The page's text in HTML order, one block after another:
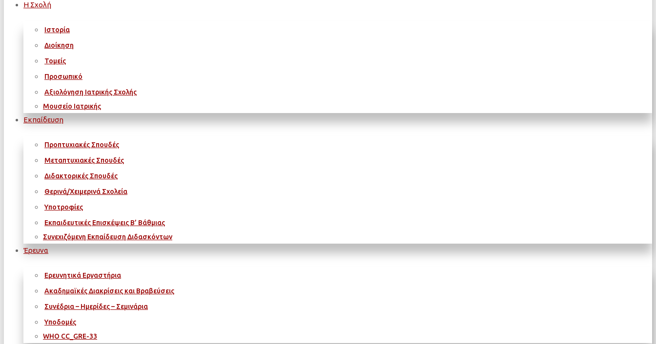
Η Σχολή
Ιστορία
Διοίκηση
Τομείς
Προσωπικό
Αξιολόγηση Ιατρικής Σχολής
Μουσείο Ιατρικής
Εκπαίδευση
Προπτυχιακές Σπουδές
Μεταπτυχιακές Σπουδές
Διδακτορικές Σπουδές
Θερινά/Χειμερινά Σχολεία
Υποτροφίες
Εκπαιδευτικές Επισκέψεις Β’ Βάθμιας
Συνεχιζόμενη Εκπαίδευση Διδασκόντων
Έρευνα
Ερευνητικά Εργαστήρια
Ακαδημαϊκές Διακρίσεις και Βραβεύσεις
Συνέδρια – Ημερίδες – Σεμινάρια
Υποδομές
WΗΟ CC_GRE-33